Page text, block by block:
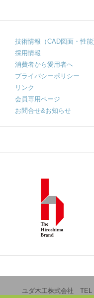
技術情報（CAD図面・性能
採用情報
消費者から愛用者へ
プライバシーポリシー
リンク
会員専用ページ
お問合せ&お知らせ
ユダ木工株式会社 TEL